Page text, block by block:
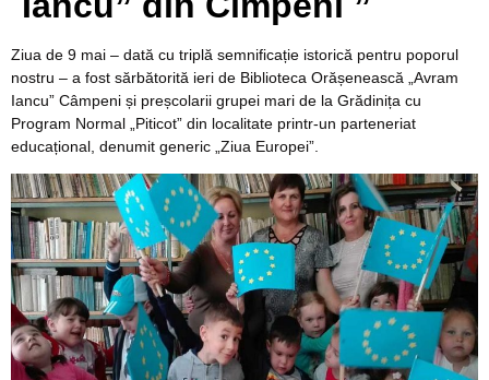
Ziua de 9 mai – dată cu triplă semnificație istorică pentru poporul
nostru – a fost sărbătorită ieri de Biblioteca Orășenească „Avram
Iancu” Câmpeni și preșcolarii grupei mari de la Grădinița cu
Program Normal „Piticot” din localitate printr-un parteneriat
educațional, denumit generic „Ziua Europei”.